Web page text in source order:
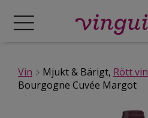
Vin Mjukt & Bärigt, Rött vin
Bourgogne Cuvée Margot